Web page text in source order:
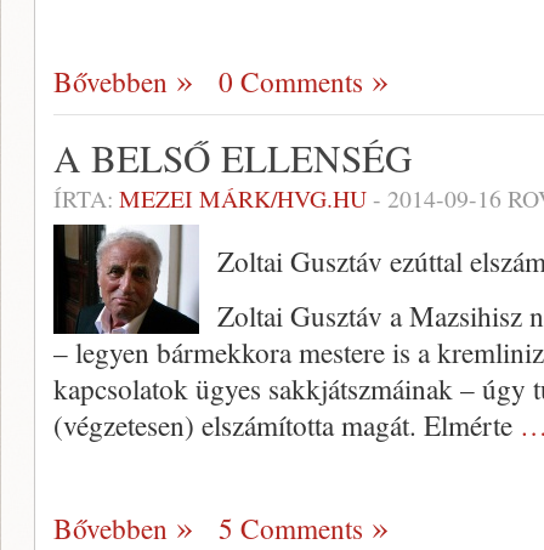
Bővebben 0 Comments
A BELSŐ ELLENSÉG
ÍRTA: MEZEI MÁRK/HVG.HU- 2014-09-16
Zoltai Gusztáv ezúttal
Zoltai Gusztáv a Mazsihisz
– legyen bármekkora mestere is a
kapcsolatok ügyes sakkjátszmáinak – úgy
(végzetesen) elszámította magát. Elmérte
Bővebben 5 Comments